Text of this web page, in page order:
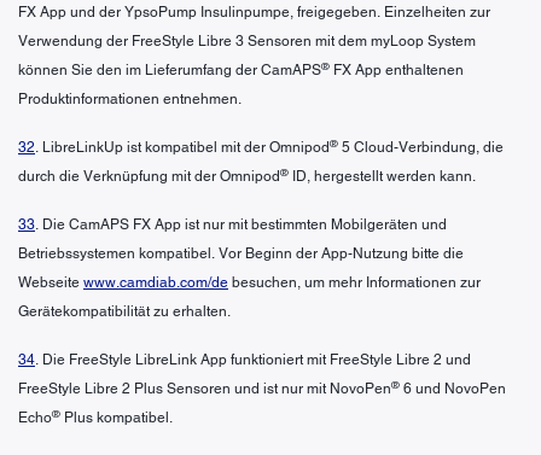
FX App und der YpsoPump Insulinpumpe, freigegeben. Einzelheiten zur
Verwendung der FreeStyle Libre 3 Sensoren mit dem myLoop System
können Sie den im Lieferumfang der CamAPS® FX App enthaltenen
Produktinformationen entnehmen.
32. LibreLinkUp ist kompatibel mit der Omnipod® 5 Cloud-Verbindung, die
durch die Verknüpfung mit der Omnipod® ID, hergestellt werden kann.
33. Die CamAPS FX App ist nur mit bestimmten Mobilgeräten und
Betriebssystemen kompatibel. Vor Beginn der App-Nutzung bitte die
Webseite www.camdiab.com/de besuchen, um mehr Informationen zur
Gerätekompatibilität zu erhalten.
34. Die FreeStyle LibreLink App funktioniert mit FreeStyle Libre 2 und
FreeStyle Libre 2 Plus Sensoren und ist nur mit NovoPen® 6 und NovoPen
Echo® Plus kompatibel.